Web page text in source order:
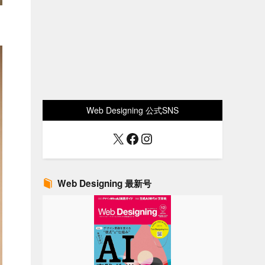
Web Designing 公式SNS
X Facebook
Instagram
Web Designing 最新号